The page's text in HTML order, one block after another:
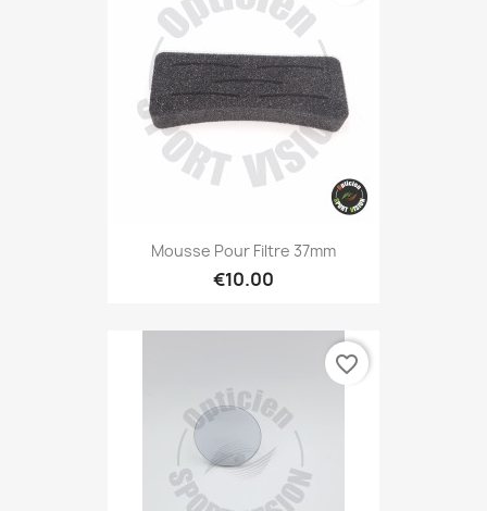
Mousse Pour Filtre 37mm
€10.00
favorite_border